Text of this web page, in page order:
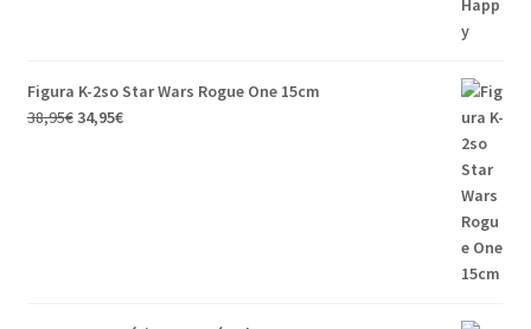
Figura K-2so Star Wars Rogue One 15cm
38,95€34,95€